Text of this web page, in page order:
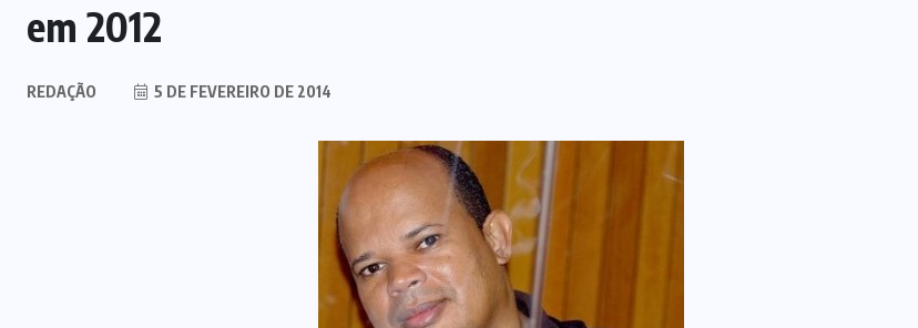
em 2012
REDAÇÃO 5 DE FEVEREIRO DE 2014